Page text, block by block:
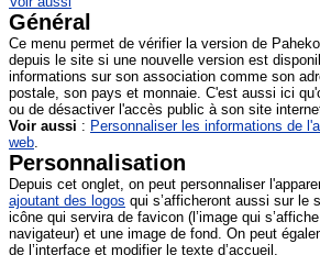
Général
Ce menu permet de vérifier la version de
depuis le site si une nouvelle version est
informations sur son association comme son
postale, son pays et monnaie. C'est aussi ici
ou de désactiver l'accès public à son site
Voir aussi : Personnaliser les informations de
web.
Personnalisation
Depuis cet onglet, on peut personnaliser
ajoutant des logos qui s’afficheront aussi sur le
icône qui servira de favicon (l’image qui
navigateur) et une image de fond. On peut
de l’interface et modifier le texte d’accueil.